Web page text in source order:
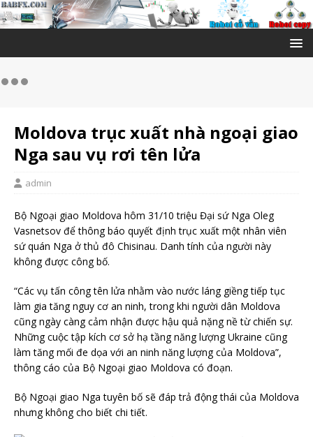
Moldova trục xuất nhà ngoại giao
Nga sau vụ rơi tên lửa
admin
Bộ Ngoại giao Moldova hôm 31/10 triệu Đại sứ Nga Oleg
Vasnetsov để thông báo quyết định trục xuất một nhân viên
sứ quán Nga ở thủ đô Chisinau. Danh tính của người này
không được công bố.
“Các vụ tấn công tên lửa nhằm vào nước láng giềng tiếp tục
làm gia tăng nguy cơ an ninh, trong khi người dân Moldova
cũng ngày càng cảm nhận được hậu quả nặng nề từ chiến sự.
Những cuộc tập kích cơ sở hạ tầng năng lượng Ukraine cũng
làm tăng mối đe dọa với an ninh năng lượng của Moldova”,
thông cáo của Bộ Ngoại giao Moldova có đoạn.
Bộ Ngoại giao Nga tuyên bố sẽ đáp trả động thái của Moldova
nhưng không cho biết chi tiết.